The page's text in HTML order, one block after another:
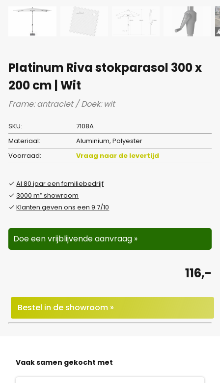
Platinum Riva stokparasol 300 x
200 cm | Wit
Frame: antraciet / Doek: wit
SKU:
7108A
Materiaal:
Aluminium, Polyester
Voorraad:
Vraag naar de levertijd
Al 80 jaar een familiebedrijf
3000 m² showroom
Klanten geven ons een 9.7/10
Doe een vrijblijvende aanvraag »
116,-
Bestel in de showroom »
Vaak samen gekocht met